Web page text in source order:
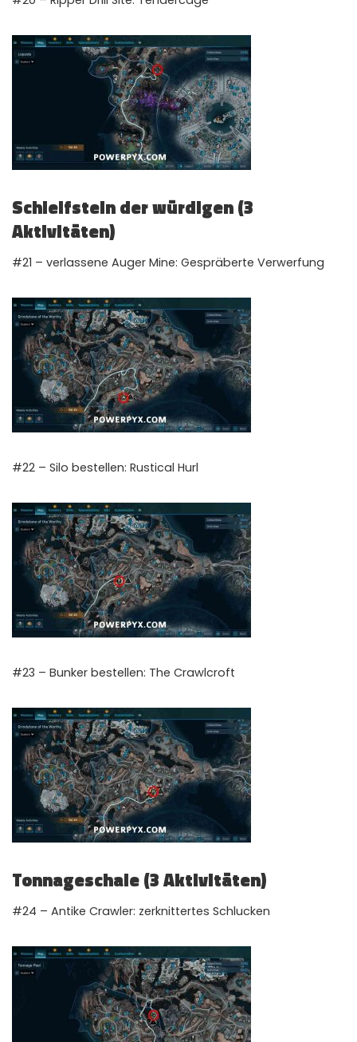
Schleifstein der würdigen (3
Aktivitäten)
#21 – verlassene Auger Mine: Gespräberte Verwerfung
#22 – Silo bestellen: Rustical Hurl
#23 – Bunker bestellen: The Crawlcroft
Tonnageschale (3 Aktivitäten)
#24 – Antike Crawler: zerknittertes Schlucken